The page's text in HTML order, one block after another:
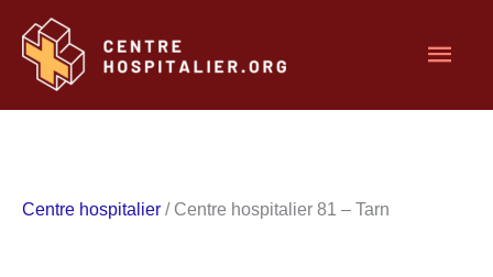
contenu
Centre hospitalier / Centre hospitalier 81 – Tarn